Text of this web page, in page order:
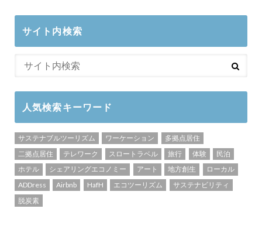
サイト内検索
人気検索キーワード
サステナブルツーリズム ワーケーション
多拠点居住
二拠点居住
テレワーク スロートラベル 旅行 体験
民泊
ホテル
シェアリングエコノミー アート 地方創生
ローカル
ADDress
Airbnb HafH エコツーリズム
サステナビリティ
脱炭素